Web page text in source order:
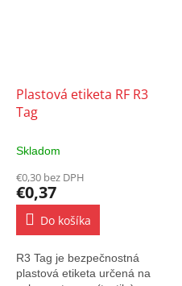
Plastová etiketa RF R3
Tag
Skladom
€0,30 bez DPH
€0,37
Do košíka
R3 Tag je bezpečnostná
plastová etiketa určená na